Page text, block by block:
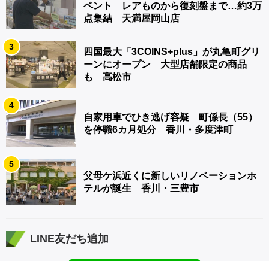
ベント レアものから復刻盤まで…約3万
点集結 天満屋岡山店
3
四国最大「3COINS+plus」が丸亀町グリ
ーンにオープン 大型店舗限定の商品
も 高松市
4
自家用車でひき逃げ容疑 町係長（55）
を停職6カ月処分 香川・多度津町
5
父母ケ浜近くに新しいリノベーションホ
テルが誕生 香川・三豊市
LINE友だち追加